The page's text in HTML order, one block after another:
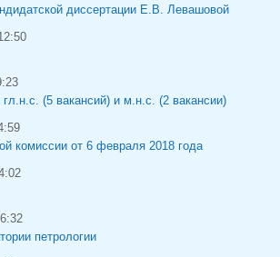
диссертации Е.В. Левашовой
гл.н.с. (5 вакансий) и м.н.с. (2 вакансии)
комиссии от 6 февраля 2018 года
петрологии